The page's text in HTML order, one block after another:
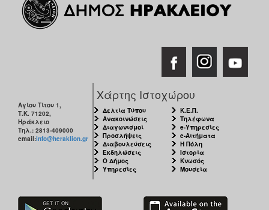
Αγίου Τίτου 1,
Τ.Κ. 71202,
Ηράκλειο
Τηλ.: 2813-409000
email:info@heraklion.gr
Χάρτης Ιστοχώρου
Δελτία Τύπου
Ανακοινώσεις
Διαγωνισμοί
Προσλήψεις
Διαβουλεύσεις
Εκδηλώσεις
Ο Δήμος
Υπηρεσίες
Κ.Ε.Π.
Τηλέφωνα
e-Υπηρεσίες
e-Αιτήματα
Η Πόλη
Ιστορία
Κνωσός
Μουσεία